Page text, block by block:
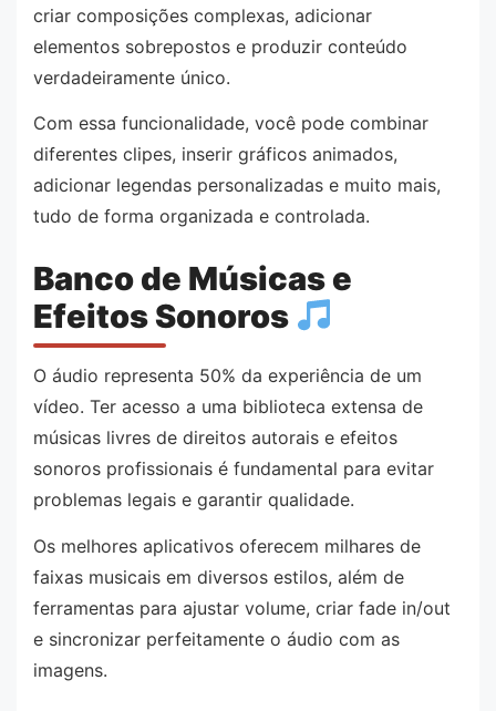
criar composições complexas, adicionar
elementos sobrepostos e produzir conteúdo
verdadeiramente único.
Com essa funcionalidade, você pode combinar
diferentes clipes, inserir gráficos animados,
adicionar legendas personalizadas e muito mais,
tudo de forma organizada e controlada.
Banco de Músicas e
Efeitos Sonoros
O áudio representa 50% da experiência de um
vídeo. Ter acesso a uma biblioteca extensa de
músicas livres de direitos autorais e efeitos
sonoros profissionais é fundamental para evitar
problemas legais e garantir qualidade.
Os melhores aplicativos oferecem milhares de
faixas musicais em diversos estilos, além de
ferramentas para ajustar volume, criar fade in/out
e sincronizar perfeitamente o áudio com as
imagens.